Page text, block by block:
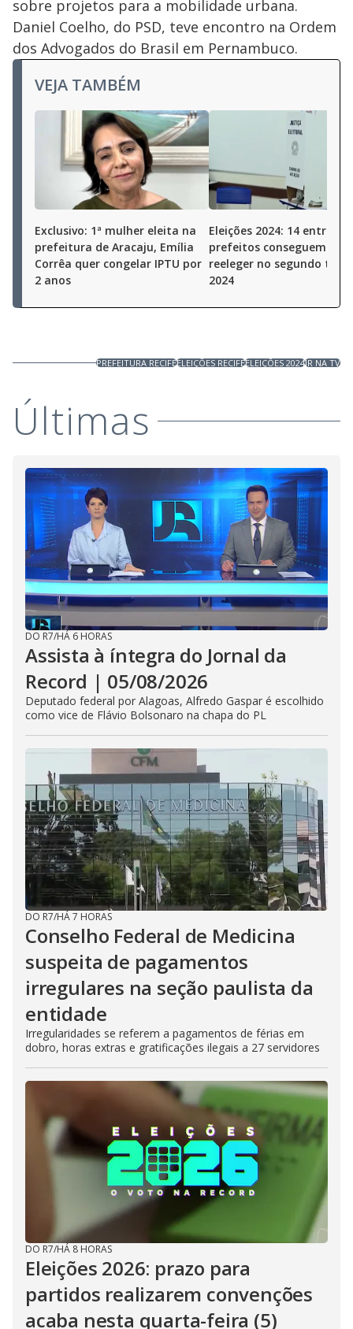
sobre projetos para a mobilidade urbana.
Daniel Coelho, do PSD, teve encontro na Ordem
dos Advogados do Brasil em Pernambuco.
VEJA TAMBÉM
Exclusivo: 1ª mulher eleita na
prefeitura de Aracaju, Emília
Corrêa quer congelar IPTU por
2 anos
Eleições 2024: 14 entre 17
prefeitos conseguem se
reeleger no segundo
2024
PREFEITURA RECIFEELEIÇÕES RECIFEELEIÇÕES 2024JR NA TV
Últimas
DO R7/HÁ 6 HORAS
Assista à íntegra do Jornal da
Record | 05/08/2026
Deputado federal por Alagoas, Alfredo Gaspar é escolhido
como vice de Flávio Bolsonaro na chapa do PL
DO R7/HÁ 7 HORAS
Conselho Federal de Medicina
suspeita de pagamentos
irregulares na seção paulista da
entidade
Irregularidades se referem a pagamentos de férias em
dobro, horas extras e gratificações ilegais a 27 servidores
DO R7/HÁ 8 HORAS
Eleições 2026: prazo para
partidos realizarem convenções
acaba nesta quarta-feira (5)